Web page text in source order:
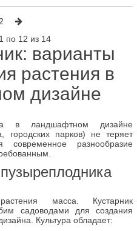
2
по 12 из 14
варианты
растения в
дизайне
в ландшафтном дизайне
городских парков) не теряет
современное разнообразие
масса. Кустарник
садоводами для создания
Культура обладает: